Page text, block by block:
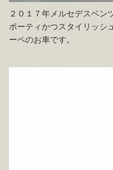
２０１７年メルセデスベン
ポーティかつスタイリッシ
ーペのお車です。